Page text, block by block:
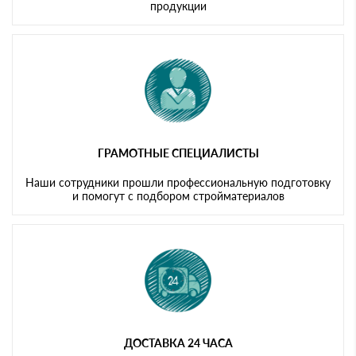
продукции
ГРАМОТНЫЕ СПЕЦИАЛИСТЫ
Наши сотрудники прошли профессиональную подготовку
и помогут с подбором стройматериалов
ДОСТАВКА 24 ЧАСА